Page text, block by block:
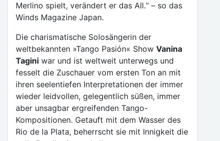
Merlino spielt, verändert er das All.“ – so das
Winds Magazine Japan.
Die charismatische Solosängerin der
weltbekannten »Tango Pasión« Show Vanina
Tagini war und ist weltweit unterwegs und
fesselt die Zuschauer vom ersten Ton an mit
ihren seelentiefen Interpretationen der immer
wieder leidvollen, gelegentlich süßen, immer
aber unsagbar ergreifenden Tango-
Kompositionen. Getauft mit dem Wasser des
Rio de la Plata, beherrscht sie mit Innigkeit die